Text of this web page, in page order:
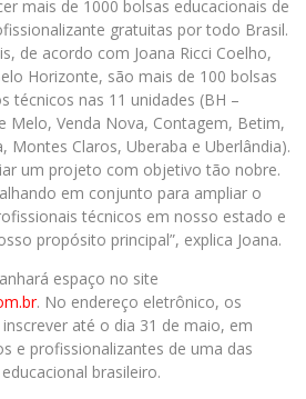
mais de 1000 bolsas educacionais de
gratuitas por todo Brasil.
de acordo com Joana Ricci Coelho,
Horizonte, são mais de 100 bolsas
técnicos nas 11 unidades (BH –
Melo, Venda Nova, Contagem, Betim,
Montes Claros, Uberaba e Uberlândia).
um projeto com objetivo tão nobre.
em conjunto para ampliar o
técnicos em nosso estado e
propósito principal”, explica Joana.
espaço no site
. No endereço eletrônico, os
até o dia 31 de maio, em
e profissionalizantes de uma das
brasileiro.